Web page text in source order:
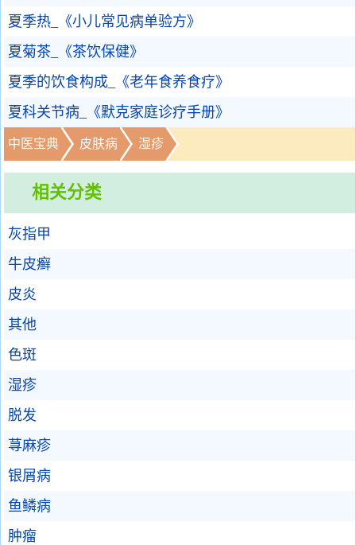
夏季热_《小儿常见病单验方》
夏菊茶_《茶饮保健》
夏季的饮食构成_《老年食养食疗》
夏科关节病_《默克家庭诊疗手册》
中医宝典 皮肤病 湿疹
相关分类
灰指甲
牛皮癣
皮炎
其他
色斑
湿疹
脱发
荨麻疹
银屑病
鱼鳞病
肿瘤